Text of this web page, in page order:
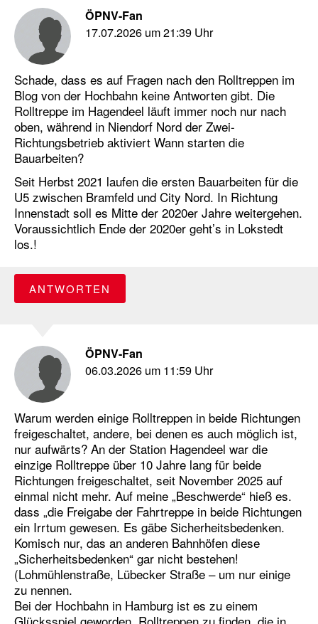
ÖPNV-Fan
17.07.2026 um 21:39 Uhr
Schade, dass es auf Fragen nach den Rolltreppen im
Blog von der Hochbahn keine Antworten gibt. Die
Rolltreppe im Hagendeel läuft immer noch nur nach
oben, während in Niendorf Nord der Zwei-
Richtungsbetrieb aktiviert Wann starten die
Bauarbeiten?
Seit Herbst 2021 laufen die ersten Bauarbeiten für die
U5 zwischen Bramfeld und City Nord. In Richtung
Innenstadt soll es Mitte der 2020er Jahre weitergehen.
Voraussichtlich Ende der 2020er geht’s in Lokstedt
los.!
ANTWORTEN
ÖPNV-Fan
06.03.2026 um 11:59 Uhr
Warum werden einige Rolltreppen in beide Richtungen
freigeschaltet, andere, bei denen es auch möglich ist,
nur aufwärts? An der Station Hagendeel war die
einzige Rolltreppe über 10 Jahre lang für beide
Richtungen freigeschaltet, seit November 2025 auf
einmal nicht mehr. Auf meine „Beschwerde“ hieß es.
dass „die Freigabe der Fahrtreppe in beide Richtungen
ein Irrtum gewesen. Es gäbe Sicherheitsbedenken.
Komisch nur, das an anderen Bahnhöfen diese
„Sicherheitsbedenken“ gar nicht bestehen!
(Lohmühlenstraße, Lübecker Straße – um nur einige
zu nennen.
Bei der Hochbahn in Hamburg ist es zu einem